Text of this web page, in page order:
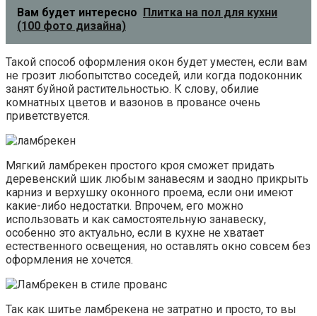
Вам будет интересно
Плитка на пол для кухни
(100 фото дизайна)
Такой способ оформления окон будет уместен, если вам
не грозит любопытство соседей, или когда подоконник
занят буйной растительностью. К слову, обилие
комнатных цветов и вазонов в провансе очень
приветствуется.
Мягкий ламбрекен простого кроя сможет придать
деревенский шик любым занавесям и заодно прикрыть
карниз и верхушку оконного проема, если они имеют
какие-либо недостатки. Впрочем, его можно
использовать и как самостоятельную занавеску,
особенно это актуально, если в кухне не хватает
естественного освещения, но оставлять окно совсем без
оформления не хочется.
Так как шитье ламбрекена не затратно и просто, то вы